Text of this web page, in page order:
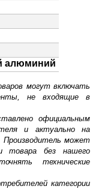
алюминий
могут включать
не входящие в
официальным
и актуально на
Производитель может
товара без нашего
технические
категории